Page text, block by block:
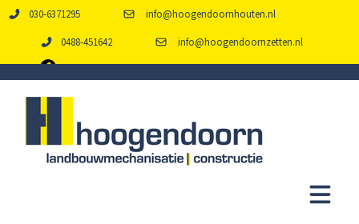
030-6371295 info@hoogendoornhouten.nl
0488-451642 info@hoogendoornzetten.nl